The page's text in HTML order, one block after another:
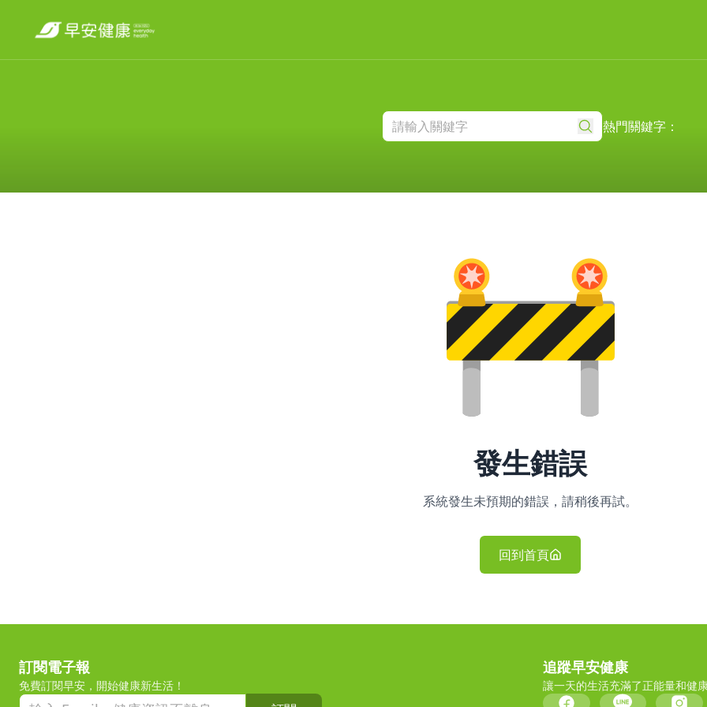
熱門關鍵字：
發生錯誤
系統發生未預期的錯誤，請稍後再試。
回到首頁
訂閱電子報
免費訂閱早安，開始健康新生活！
追蹤早安健康
讓一天的生活充滿了正能量和健